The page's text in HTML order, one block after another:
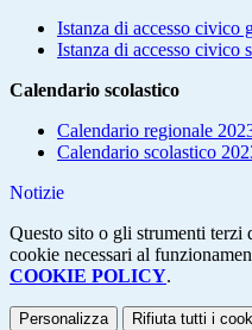
Istanza di accesso civico
Istanza di accesso civico
Calendario scolastico
Calendario regionale
Calendario scolastico
Notizie
Questo sito o gli strumenti terzi
cookie necessari al
COOKIE POLICY.
Personalizza Rifiuta tutti i